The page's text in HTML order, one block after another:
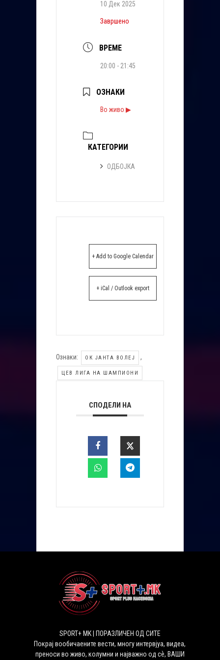
10 Дек 2025
Завршено
ВРЕМЕ
20:00 - 21:45
ОЗНАКИ
Во живо ▶
КАТЕГОРИИ
ОДБОЈКА
+ Add to Google Calendar
+ iCal / Outlook export
Ознаки: ОК ЈАНТА ВОЛЕЈ ,
ЦЕВ ЛИГА НА ШАМПИОНИ
СПОДЕЛИ НА
SPORT+ MK | ПОРАЗЛИЧЕН ОД СИТЕ
Покрај вообичаените вести, многу интервјуа, видеа,
преноси во живо, колумни и најважно од сѐ, ВАШИ